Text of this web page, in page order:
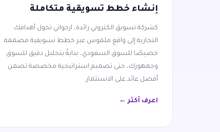
إنشاء خطط تسويقية متكاملة
كشركة تسويق الكتروني رائدة، ارجواني تحول أهدافك
التجارية إلى واقع ملموس عبر خطط تسويقية مصممة
خصيصًا للسوق السعودي، بدايةً بتحليل دقيق للسوق
وجمهورك، حتى تصميم استراتيجية مخصصة تضمن
أفضل عائد على الاستثمار.
اعرف أكثر ←